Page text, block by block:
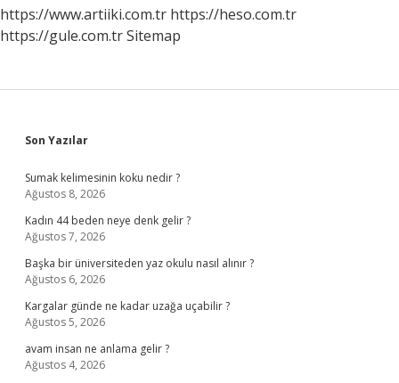
https://www.artiiki.com.tr https://heso.com.tr
https://gule.com.trSitemap
Sidebar
Son Yazılar
Sumak kelimesinin koku nedir ?
Ağustos 8, 2026
Kadın 44 beden neye denk gelir ?
Ağustos 7, 2026
Başka bir üniversiteden yaz okulu nasıl alınır ?
Ağustos 6, 2026
Kargalar günde ne kadar uzağa uçabilir ?
Ağustos 5, 2026
avam insan ne anlama gelir ?
Ağustos 4, 2026